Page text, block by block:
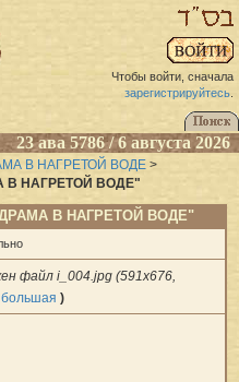
Чтобы войти, сначала
зарегистрируйтесь.
23 ава 5786 / 6 августа 2026
В НАГРЕТОЙ ВОДЕ >
В НАГРЕТОЙ ВОДЕ"
"ДРАМА В НАГРЕТОЙ ВОДЕ"
файл i_004.jpg (591x676,
большая )